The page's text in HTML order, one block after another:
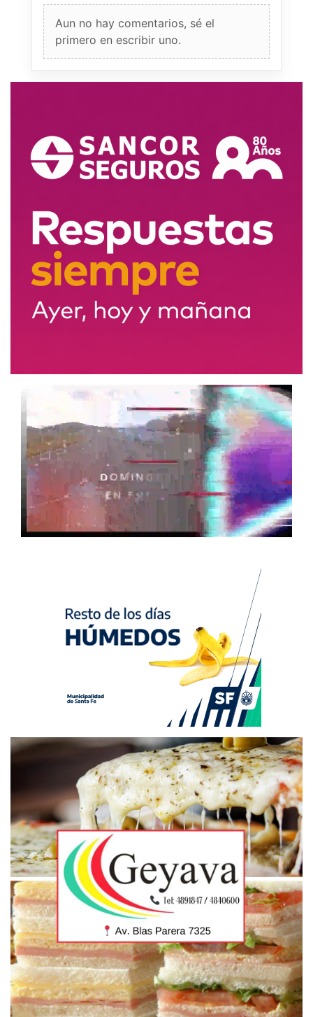
Aun no hay comentarios, sé el
primero en escribir uno.